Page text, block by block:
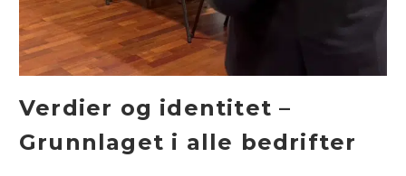
Verdier og identitet –
Grunnlaget i alle bedrifter